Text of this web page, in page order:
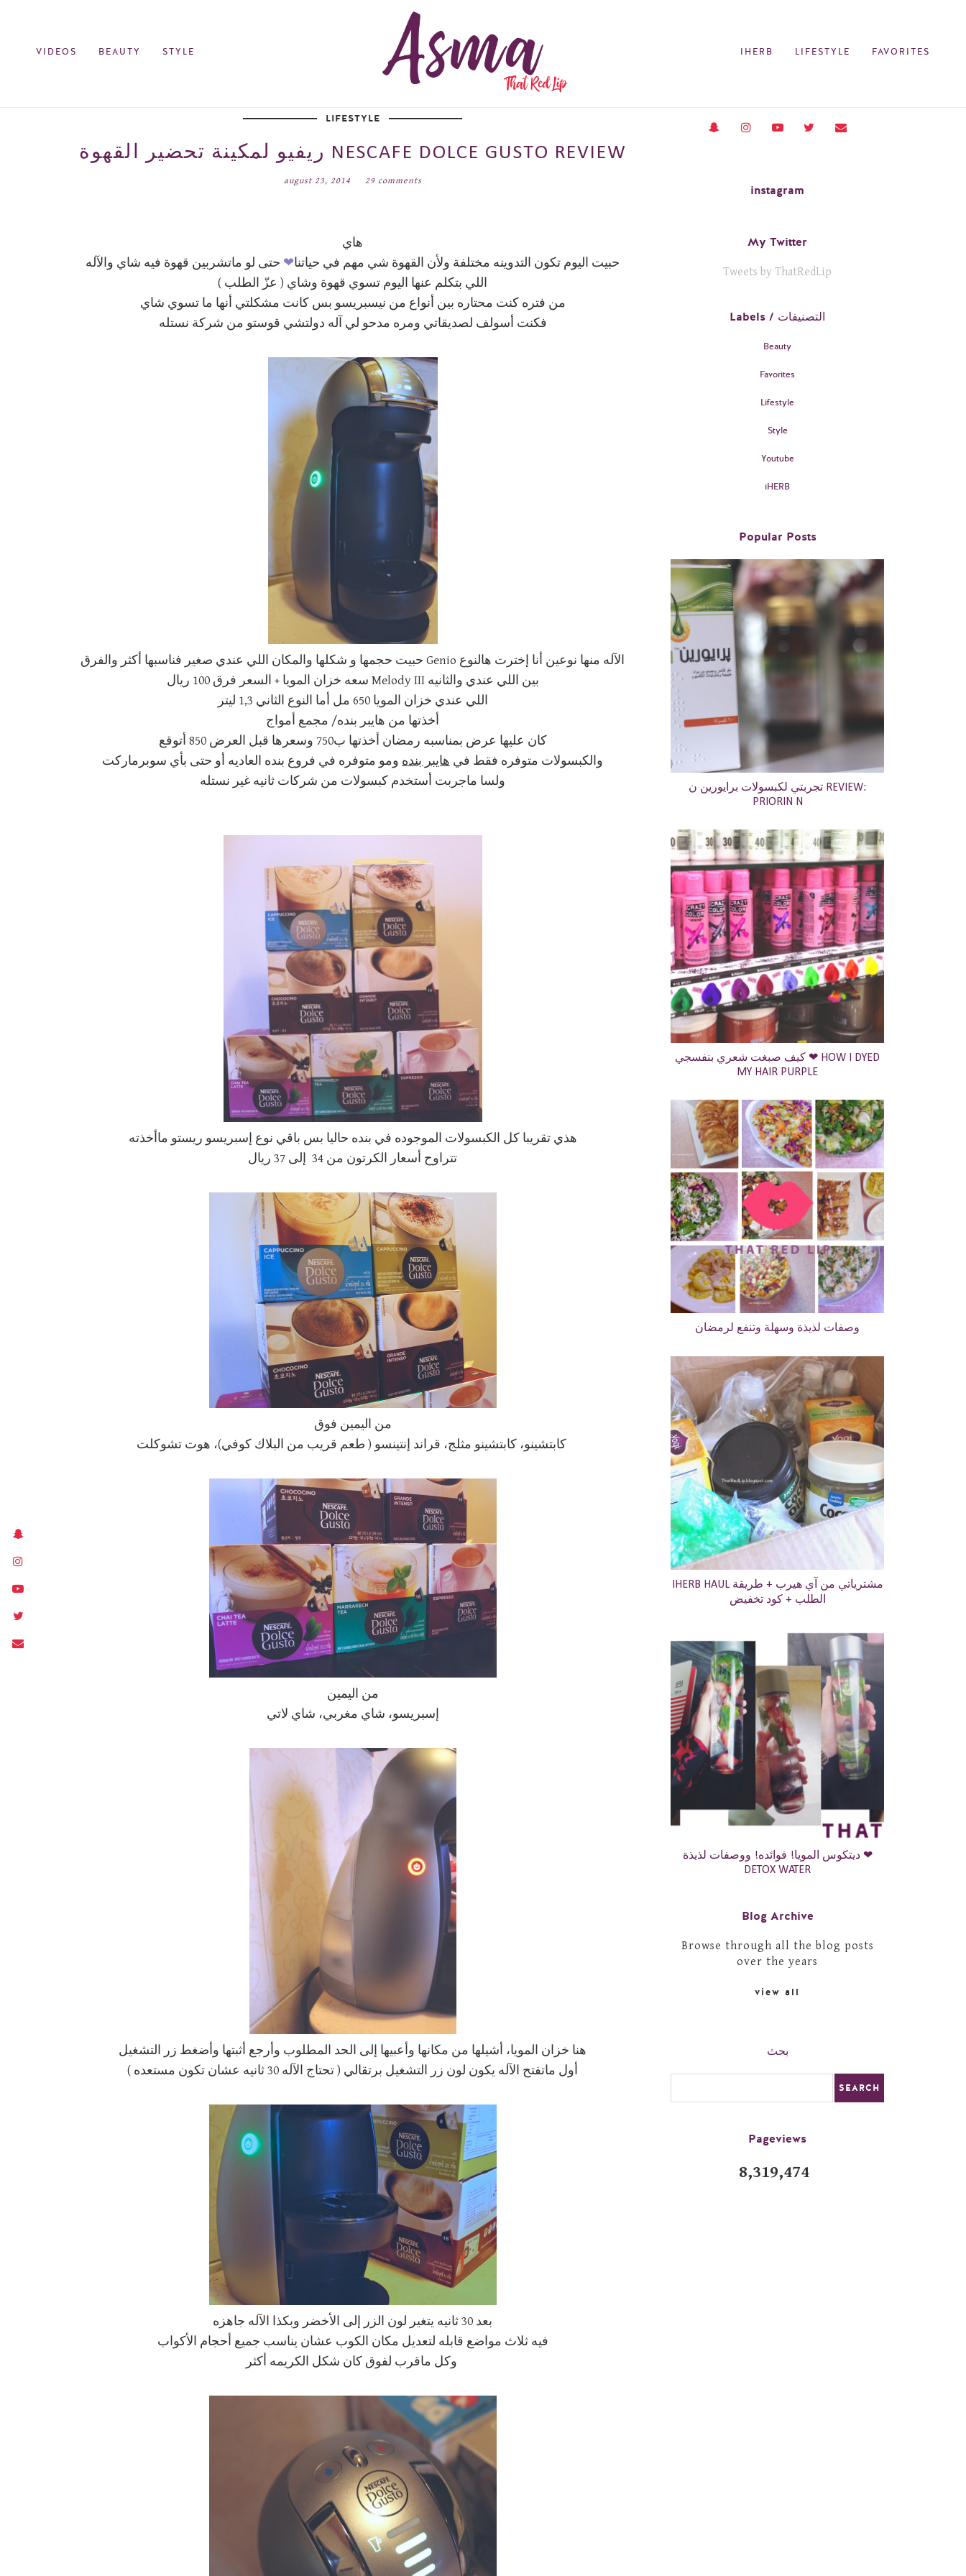
VIDEOS BEAUTY STYLE IHERB LIFESTYLE FAVORITES
LIFESTYLE
ريفيو لمكينة تحضير القهوة NESCAFE DOLCE GUSTO REVIEW
august 23, 2014 29 comments
هاي
حبيت اليوم تكون التدوينه مختلفة ولأن القهوة شي مهم في حياتنا❤ حتى لو ماتشربين قهوة فيه شاي والآله
اللي بتكلم عنها اليوم تسوي قهوة وشاي ( عزّ الطلب )
من فتره كنت محتاره بين أنواع من نيسبريسو بس كانت مشكلتي أنها ما تسوي شاي
فكنت أسولف لصديقاتي ومره مدحو لي آله دولتشي قوستو من شركة نستله
الآله منها نوعين أنا إخترت هالنوع Genio حبيت حجمها و شكلها والمكان اللي عندي صغير فناسبها أكثر والفرق
بين اللي عندي والثانيه Melody III سعه خزان المويا + السعر فرق 100 ريال
اللي عندي خزان المويا 650 مل أما النوع الثاني 1,3 ليتر
أخذتها من هايبر بنده/ مجمع أمواج
كان عليها عرض بمناسبه رمضان أخذتها ب750 وسعرها قبل العرض 850 أتوقع
والكبسولات متوفره فقط في هايبر بنده ومو متوفره في فروع بنده العاديه أو حتى بأي سوبرماركت
ولسا ماجربت أستخدم كبسولات من شركات ثانيه غير نستله
هذي تقريبا كل الكبسولات الموجوده في بنده حاليا بس باقي نوع إسبريسو ريستو ماأخذته
تتراوح أسعار الكرتون من 34 إلى 37 ريال
من اليمين فوق
كابتشينو، كابتشينو مثلج، قراند إنتينسو ( طعم قريب من البلاك كوفي)، هوت تشوكلت
من اليمين
إسبريسو، شاي مغربي، شاي لاتي
هنا خزان المويا، أشيلها من مكانها وأعبيها إلى الحد المطلوب وأرجع أثبتها وأضغط زر التشغيل
أول ماتفتح الآله يكون لون زر التشغيل برتقالي ( تحتاج الآله 30 ثانيه عشان تكون مستعده )
بعد 30 ثانيه يتغير لون الزر إلى الأخضر وبكذا الآله جاهزه
فيه ثلاث مواضع قابله لتعديل مكان الكوب عشان يناسب جميع أحجام الأكواب
وكل ماقرب لفوق كان شكل الكريمه أكثر
instagram
My Twitter
Tweets by ThatRedLip
Labels / التصنيفات
Beauty
Favorites
Lifestyle
Style
Youtube
iHERB
Popular Posts
تجربتي لكبسولات برايورين ن REVIEW:
PRIORIN N
كيف صبغت شعري بنفسجي ❤ HOW I DYED
MY HAIR PURPLE
وصفات لذيذة وسهلة وتنفع لرمضان
IHERB HAUL مشترياتي من آي هيرب + طريقة
الطلب + كود تخفيض
ديتكوس المويا! فوائده! ووصفات لذيذة ❤
DETOX WATER
Blog Archive
Browse through all the blog posts
over the years
view all
بحث
Pageviews
8,319,474